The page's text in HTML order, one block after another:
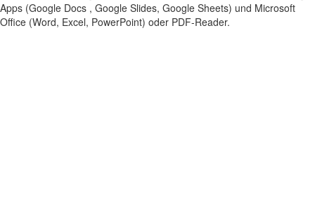
Apps (Google Docs , Google Slides, Google Sheets) und Microsoft
Office (Word, Excel, PowerPoint) oder PDF-Reader.